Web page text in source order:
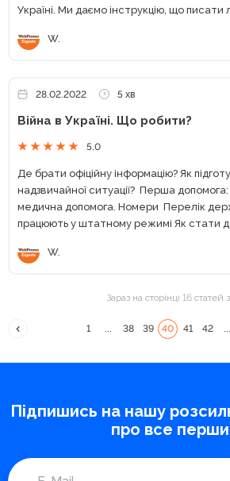
Україні. Ми даємо інструкцію, що писати людям у Росії. У ній
W.
28.02.2022 5 хв
Війна в Україні. Що робити?
5.0
Де брати офіційну інформацію? Як підготуватись до
надзвичайної ситуації? Перша допомога: як діяти Екстрена
медична допомога. Номери Перелік державних аптек, що
працюють у штатному режимі Як стати донором? Телефони
W.
Зараз на сторінці 16 статей
1 38 39 40 41 42
Підпишись на нашу
про все